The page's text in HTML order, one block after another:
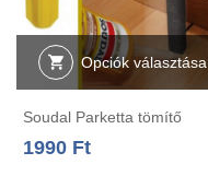
Opciók választása
Soudal Parketta tömítő
1990 Ft